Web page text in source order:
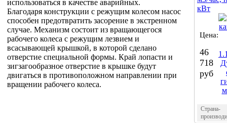
использоваться в качестве аварийных.
Благодаря конструкции с режущим колесом насос
способен предотвратить засорение в экстренном
случае. Механизм состоит из вращающегося
рабочего колеса с режущим лезвием и
всасывающей крышкой, в которой сделано
отверстие специальной формы. Край лопасти и
зигзагообразное отверстие в крышке будут
двигаться в противоположном направлении при
вращении рабочего колеса.
кВт
Цена:
46
718
руб
Страна-